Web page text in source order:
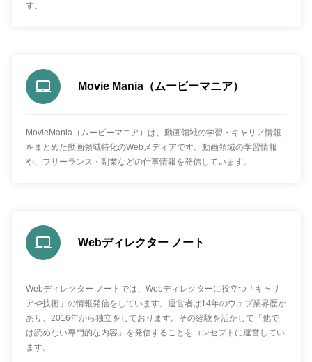
す。
Movie Mania（ムービーマニア）
MovieMania（ムービーマニア）は、動画領域の学習・キャリア情報
をまとめた動画領域特化のWebメディアです。動画領域の学習情報
や、フリーランス・副業などの仕事情報を発信しています。
Webディレクター ノート
Webディレクター ノートでは、Webディレクターに役立つ「キャリ
アや技術」の情報発信をしています。運営者は14年のウェブ業界歴が
あり、2016年から独立をしております。その経験を活かして「他で
は読めない専門的な内容」を発信することをコンセプトに運営してい
ます。